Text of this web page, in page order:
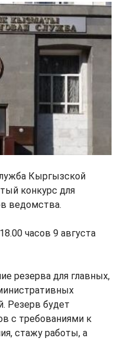
Кыргызской
конкурс для
ведомства.
часов 9 августа
резерва для главных,
Резерв будет
с требованиями к
стажу работы, а